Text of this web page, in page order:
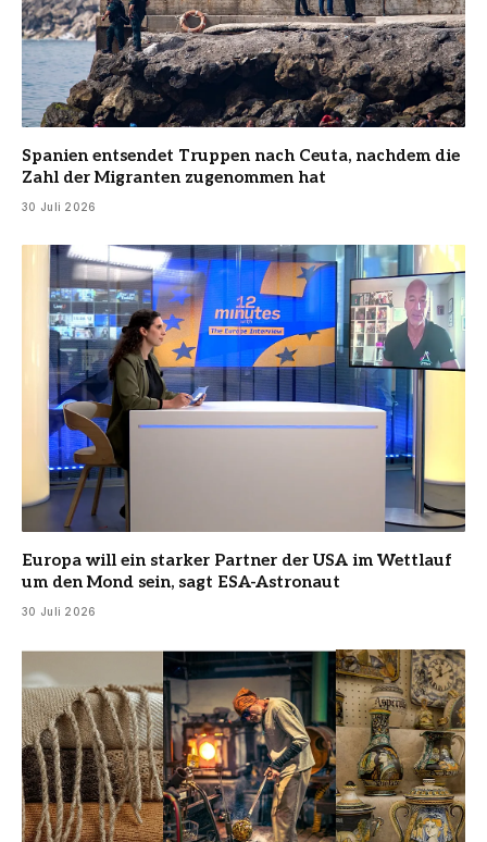
Spanien entsendet Truppen nach Ceuta, nachdem die
Zahl der Migranten zugenommen hat
30 Juli 2026
Europa will ein starker Partner der USA im Wettlauf
um den Mond sein, sagt ESA-Astronaut
30 Juli 2026